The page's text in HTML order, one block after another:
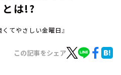
とは!?
くてやさしい金曜日』
この記事をシェア